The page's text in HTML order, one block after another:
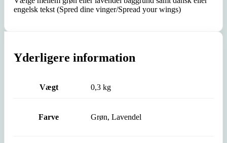
engelsk tekst (Spred dine vinger/Spread your wings)
Yderligere information
Vægt 0,3 kg
Farve Grøn, Lavendel